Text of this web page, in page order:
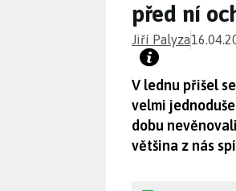
před ní
Jiří Palyza
V lednu přišel
velmi
dobu
většina z nás